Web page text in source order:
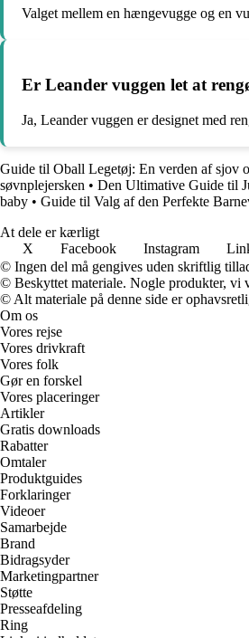
Valget mellem en hængevugge og en
Er Leander vuggen let at
Ja, Leander vuggen er designet med
Guide til Oball Legetøj: En verden af sjov
søvnplejersken • Den Ultimative Guide til
baby • Guide til Valg af den Perfekte
At dele er kærligt
X
Facebook Instagram
© Ingen del må gengives uden skriftlig
© Beskyttet materiale. Nogle produkter, vi
© Alt materiale på denne side er
Om os
Vores rejse
Vores drivkraft
Vores folk
Gør en forskel
Vores placeringer
Artikler
Gratis downloads
Rabatter
Omtaler
Produktguides
Forklaringer
Videoer
Samarbejde
Brand
Bidragsyder
Marketingpartner
Støtte
Presseafdeling
Ring